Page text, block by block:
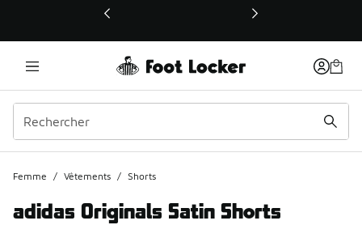
Ce lien ouvrira une nouvelle fenêtre
Femme / Vêtements / Shorts
adidas Originals Satin Shorts